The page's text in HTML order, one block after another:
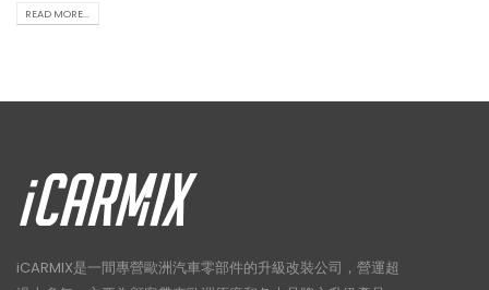
READ MORE...
iCARMIX是一間專營歐洲汽車零部件的升級改裝公司，營運超